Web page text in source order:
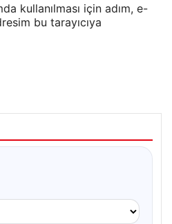
kullanılması için adım, e-
bu tarayıcıya